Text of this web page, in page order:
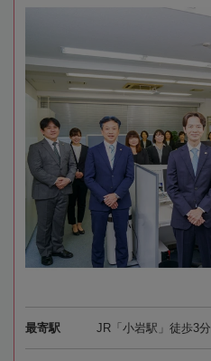
最寄駅 JR「小岩駅」徒歩3分